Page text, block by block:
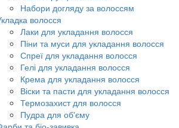
Набори догляду за волоссям
волосся
Лаки для укладання волосся
Піни та муси для укладання волосся
Спреї для укладання волосся
Гелі для укладання волосся
Крема для укладання волосся
Віски та пасти для укладання волосся
Термозахист для волосся
Пудра для об'єму